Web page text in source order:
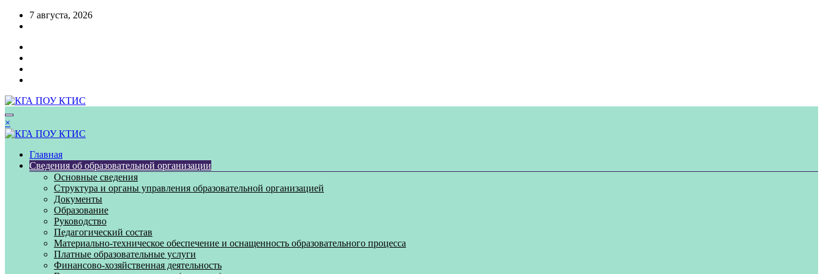
Перейти7 августа, 2026
×
Главная
Сведения об образовательной организации
Основные сведения
Структура и органы управления образовательной организацией
Документы
Образование
Руководство
Педагогический состав
Материально-техническое обеспечение и оснащенность образовательного процесса
Платные образовательные услуги
Финансово-хозяйственная деятельность